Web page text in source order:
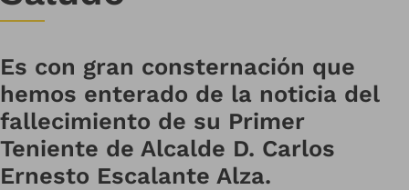
Es con gran consternación que
hemos enterado de la noticia del
fallecimiento de su Primer
Teniente de Alcalde D. Carlos
Ernesto Escalante Alza.